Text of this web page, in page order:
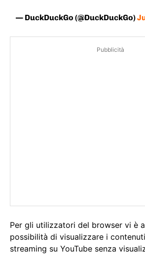
— DuckDuckGo (@DuckDuckGo)
Pubblicità
Per gli utilizzatori del browser vi è
possibilità di visualizzare i
streaming su YouTube senza